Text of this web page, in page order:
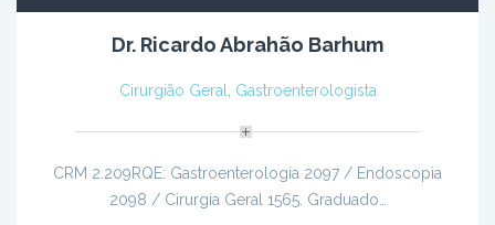
Dr. Ricardo Abrahão Barhum
Cirurgião Geral Gastroenterologista
CRM 2.209RQE: Gastroenterologia 2097 / Endoscopia
2098 / Cirurgia Geral 1565. Graduado…